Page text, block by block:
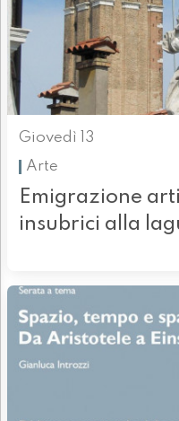
Giovedì 13
Arte
Emigrazione
insubrici alla